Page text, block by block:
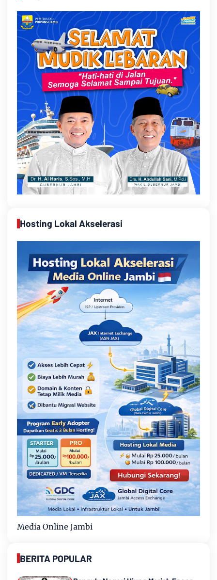
Hosting Lokal Akselerasi
Media Online Jambi
BERITA POPULAR